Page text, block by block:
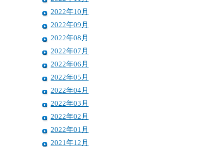
2022年10月
2022年09月
2022年08月
2022年07月
2022年06月
2022年05月
2022年04月
2022年03月
2022年02月
2022年01月
2021年12月